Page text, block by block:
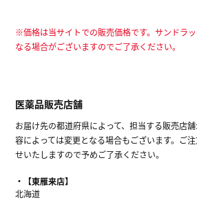
※価格は当サイトでの販売価格です。サンドラ
なる場合がございますのでご了承ください。
医薬品販売店舗
お届け先の都道府県によって、担当する販売店
容によっては変更となる場合もございます。ご
せいたしますので予めご了承ください。
【東雁来店】
北海道